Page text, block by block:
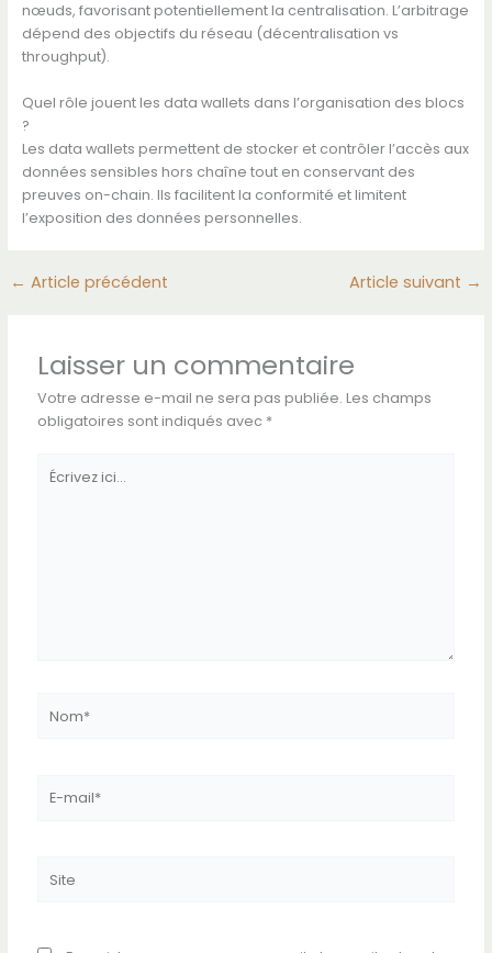
nœuds, favorisant potentiellement la centralisation. L’arbitrage
dépend des objectifs du réseau (décentralisation vs
throughput).
Quel rôle jouent les data wallets dans l’organisation des blocs
?
Les data wallets permettent de stocker et contrôler l’accès aux
données sensibles hors chaîne tout en conservant des
preuves on-chain. Ils facilitent la conformité et limitent
l’exposition des données personnelles.
← Article précédent Article suivant →
Laisser un commentaire
Votre adresse e-mail ne sera pas publiée. Les champs
obligatoires sont indiqués avec *
ici…
mail*